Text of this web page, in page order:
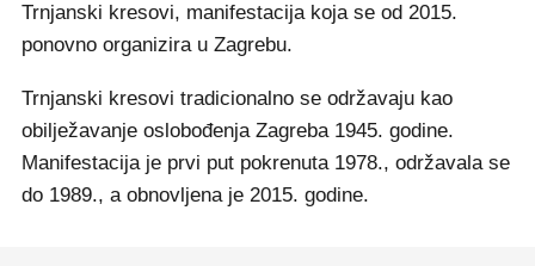
Trnjanski kresovi, manifestacija koja se od 2015.
ponovno organizira u Zagrebu.
Trnjanski kresovi tradicionalno se održavaju kao
obilježavanje oslobođenja Zagreba 1945. godine.
Manifestacija je prvi put pokrenuta 1978., održavala se
do 1989., a obnovljena je 2015. godine.